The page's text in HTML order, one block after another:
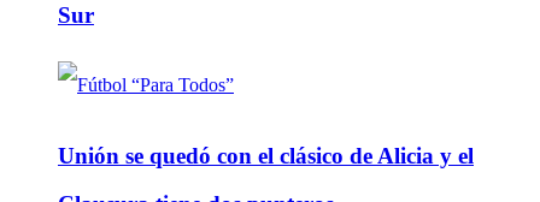
Sur
Unión se quedó con el clásico de Alicia y el